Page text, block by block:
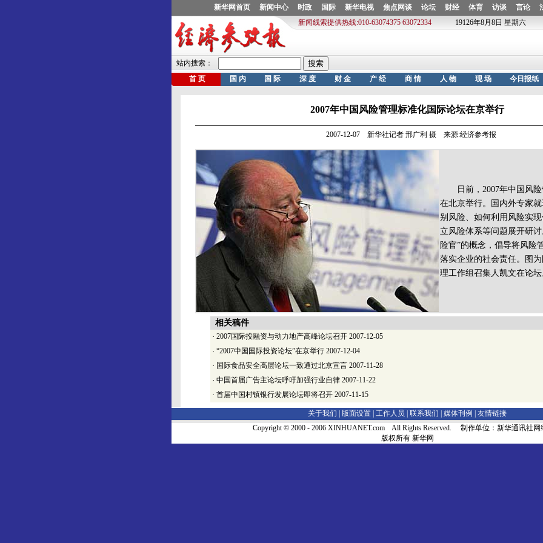
2007年中国风险管理标准化国际论坛在京举行
2007-12-07 新华社记者 邢广利 摄 来源:经济参考报
日前，2007年中国风险
在北京举行。国内外专家
别风险、如何利用风险实
立风险体系等问题展开研
险官”的概念，倡导将风险
落实企业的社会责任。图
理工作组召集人凯文在论坛
相关稿件
· 2007国际投融资与动力地产高峰论坛召开 2007-12-05
· “2007中国国际投资论坛”在京举行 2007-12-04
· 国际食品安全高层论坛一致通过北京宣言 2007-11-28
· 中国首届广告主论坛呼吁加强行业自律 2007-11-22
· 首届中国村镇银行发展论坛即将召开 2007-11-15
关于我们 | 版面设置 工作人员 联系我们 媒体刊例
友情链接
Copyright © 2000 - 2006 XINHUANET.com All Rights Reserved. 制作单位：新华通讯社网
版权所有 新华网